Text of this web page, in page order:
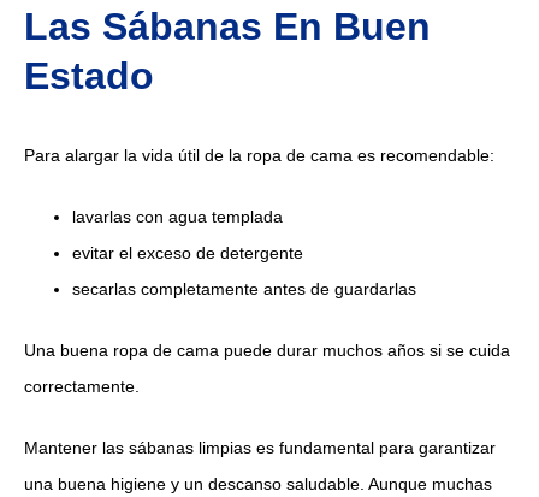
Las Sábanas En Buen
Estado
Para alargar la vida útil de la ropa de cama es recomendable:
lavarlas con agua templada
evitar el exceso de detergente
secarlas completamente antes de guardarlas
Una buena ropa de cama puede durar muchos años si se cuida
correctamente.
Mantener las sábanas limpias es fundamental para garantizar
una buena higiene y un descanso saludable. Aunque muchas